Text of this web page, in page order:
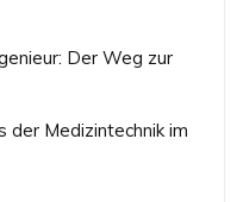
Der Weg zur
der Medizintechnik im